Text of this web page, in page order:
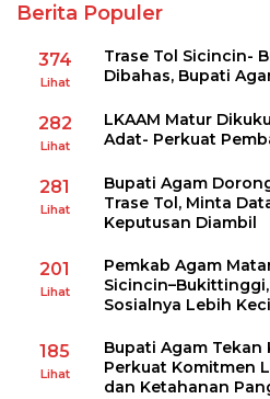
Berita Populer
374
Lihat
Trase Tol Sicincin-
Dibahas, Bupati
282
Lihat
LKAAM Matur
Adat- Perkuat
281
Lihat
Bupati Agam
Trase Tol, Minta
Keputusan Diambil
201
Lihat
Pemkab Agam
Sosialnya Lebih Kecil
185
Lihat
Bupati Agam Tekan
Perkuat Komitmen
dan Ketahanan